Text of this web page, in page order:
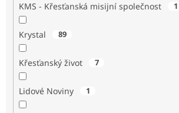
KMS - Křesťanská misijní společnost 1
Krystal 89
Křesťanský život 7
Lidové Noviny 1